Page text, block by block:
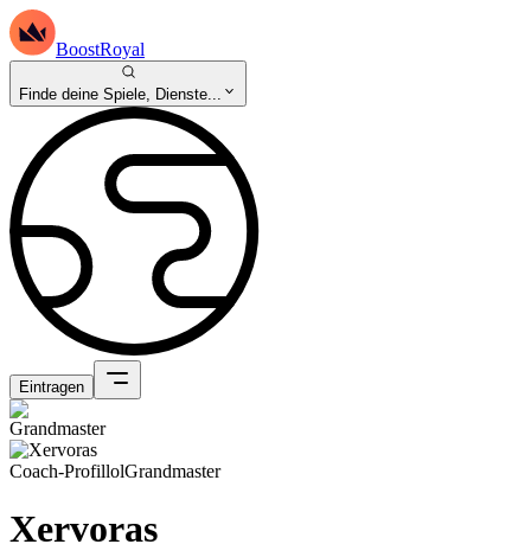
BoostRoyal
Finde deine Spiele, Dienste...
Eintragen
Coach-ProfillolGrandmaster
Xervoras